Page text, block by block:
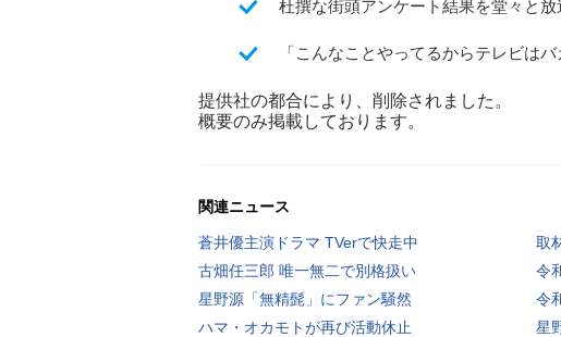
杜撰な街頭アンケート結果を堂々と
「こんなことやってるからテレビは
提供社の都合により、削除されました。
概要のみ掲載しております。
関連ニュース
蒼井優主演ドラマ TVerで快走中
取
古畑任三郎 唯一無二で別格扱い
令
星野源「無精髭」にファン騒然
令
ハマ・オカモトが再び活動休止
星